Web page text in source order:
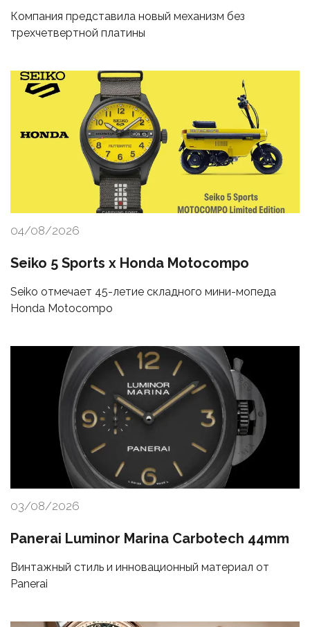
Компания представила новый механизм без
трехчетвертной платины
04/08/2026
Seiko 5 Sports x Honda Motocompo
Seiko отмечает 45-летие складного мини-мопеда
Honda Motocompo
03/08/2026
Panerai Luminor Marina Carbotech 44mm
Винтажный стиль и инновационный материал от
Panerai